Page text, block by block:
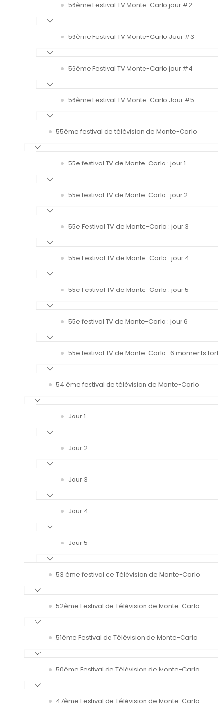
56ème Festival TV Monte-Carlo jour #2
56ème Festival TV Monte-Carlo Jour #3
56ème Festival TV Monte-Carlo jour #4
56ème Festival TV Monte-Carlo Jour #5
55ème festival de télévision de Monte-Carlo
55e festival TV de Monte-Carlo : jour 1
55e festival TV de Monte-Carlo : jour 2
55e Festival TV de Monte-Carlo : jour 3
55e Festival TV de Monte-Carlo : jour 4
55e Festival TV de Monte-Carlo : jour 5
55e festival TV de Monte-Carlo : jour 6
55e festival TV de Monte-Carlo : 6 moments
54 ème festival de télévision de Monte-Carlo
Jour 1
Jour 2
Jour 3
Jour 4
Jour 5
53 ème festival de Télévision de Monte-Carlo
52ème Festival de Télévision de Monte-Carlo
51ème Festival de Télévision de Monte-Carlo
50ème Festival de Télévision de Monte-Carlo
47ème Festival de Télévision de Monte-Carlo